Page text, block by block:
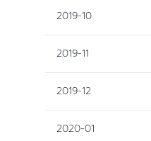
2019-10
2019-11
2019-12
2020-01